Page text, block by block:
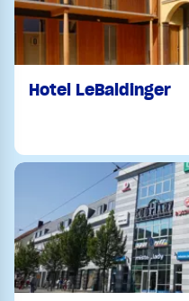
Hotel LeBaldinger